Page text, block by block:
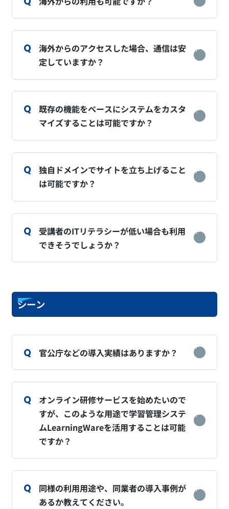
海外からのアクセスした場合、通信は安
定していますか？
既存の機能をベースにシステムをカスタ
マイズすることは可能ですか？
独自ドメインでサイトを立ち上げること
は可能ですか？
受講者のITリテラシーが低い場合も利用
できそうでしょうか？
シーン
官公庁などの導入実績はありますか？
オンライン研修サービスを始めたいので
すが、このような用途で学習管理システ
ムLearningWareを活用することは可能
ですか？
同様の利用用途や、同業者の導入事例が
あるか教えてください。